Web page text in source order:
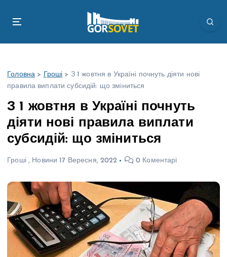
Головна > Гроші > З 1 жовтня в Україні почнуть діяти нові
правила виплати субсидій: що зміниться
З 1 жовтня в Україні почнуть
діяти нові правила виплати
субсидій: що зміниться
Гроші, Новини 17 Вересня, 2022 0 Коментарі